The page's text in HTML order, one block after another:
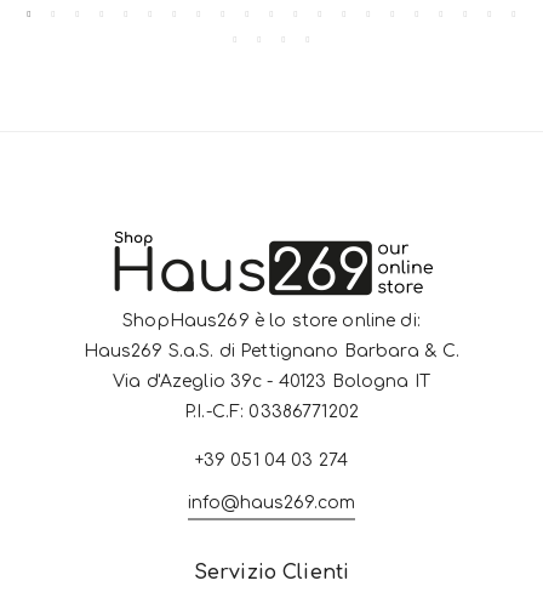
ShopHaus269 è lo store online di:
Haus269 S.a.S. di Pettignano Barbara & C.
Via d'Azeglio 39c - 40123 Bologna IT
P.I.-C.F: 03386771202
+39 051 04 03 274
info@haus269.com
Servizio Clienti